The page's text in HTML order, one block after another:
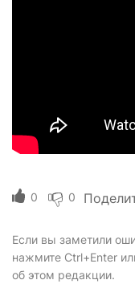
0 0
Если вы заметили
нажмите Ctrl+Enter
об этом редакции.